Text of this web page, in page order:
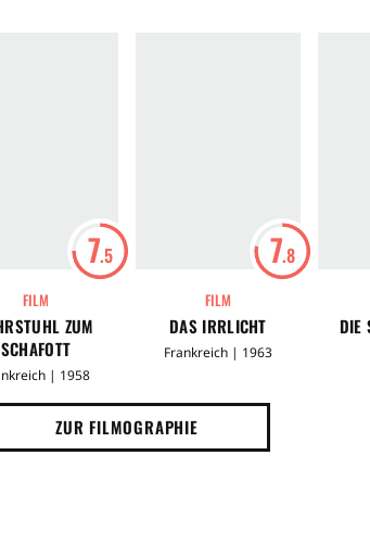
7.5
FILM
ZUM
SCHAFOTT
| 1958
7.8
FILM
DAS IRRLICHT
Frankreich | 1963
DIE
ZUR FILMOGRAPHIE